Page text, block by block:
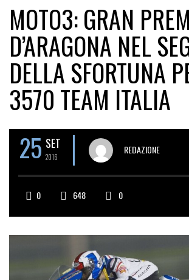
MOTO3: GRAN
D’ARAGONA NEL
DELLA SFORTUNA
3570 TEAM ITALIA
25 SET
2016
REDAZIONE
0 648 0